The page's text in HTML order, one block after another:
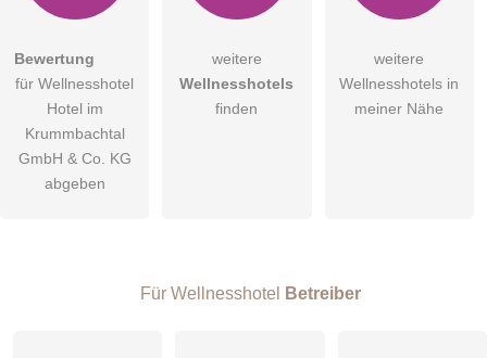
DieDatenschutzerklärunghabe ich zur Kenntnis genommen.
öffentliche Frage stellen
Hinweis:Bitte beachten Sie, öffentliche Fragen sind
Bewertung
für Wellnesshotel
Hotel im
Krummbachtal
GmbH & Co. KG
abgeben
weitere
Wellnesshotels
finden
weitere
Wellnesshotels in
meiner Nähe
Für Wellnesshotel Betreiber